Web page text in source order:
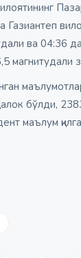
Газиантеп
ва 04:36
магнитудали
бўлди,
маълум